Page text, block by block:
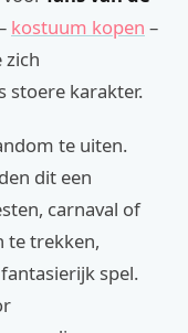
kostuum kopen –
zich
stoere karakter.
te uiten.
dit een
carnaval of
te trekken,
spel.